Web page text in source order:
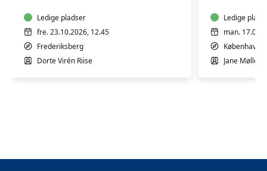
Ledige pladser
fre. 23.10.2026, 12.45
Frederiksberg
Dorte Virén Riise
Ledige
man.
København
Jane